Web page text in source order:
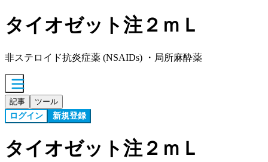
タイオゼット注２ｍＬ
非ステロイド抗炎症薬 (NSAIDs) ・局所麻酔薬
記事 ツール
ログイン 新規登録
タイオゼット注２ｍＬ